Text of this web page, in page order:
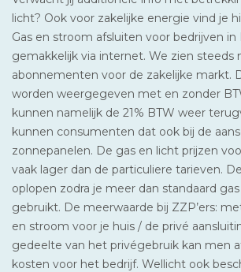
licht? Ook voor zakelijke energie vind je
Gas en stroom afsluiten voor bedrijven
gemakkelijk via internet. We zien steeds
abonnementen voor de zakelijke markt.
worden weergegeven met en zonder
kunnen namelijk de 21% BTW weer
kunnen consumenten dat ook bij de
zonnepanelen. De gas en licht prijzen
vaak lager dan de particuliere tarieven.
oplopen zodra je meer dan standaard
gebruikt. De meerwaarde bij ZZP’ers:
en stroom voor je huis / de privé
gedeelte van het privégebruik kan men
kosten voor het bedrijf. Wellicht ook